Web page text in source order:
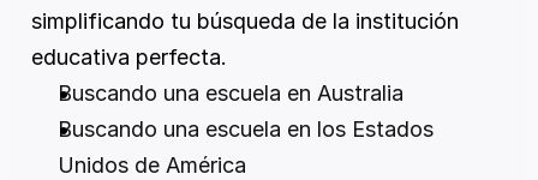
simplificando tu búsqueda de la institución
educativa perfecta.
Buscando una escuela en Australia
Buscando una escuela en los Estados
Unidos de América